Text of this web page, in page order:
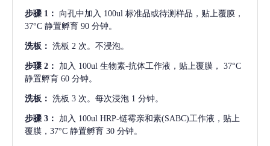
步骤 1： 向孔中加入 100ul 标准品或待测样品，贴上覆膜，
37°C 静置孵育 90 分钟。
洗板： 洗板 2 次。不浸泡。
步骤 2： 加入 100ul 生物素-抗体工作液，贴上覆膜， 37°C
静置孵育 60 分钟。
洗板： 洗板 3 次。每次浸泡 1 分钟。
步骤 3： 加入 100ul HRP-链霉亲和素(SABC)工作液，贴上
覆膜，37°C 静置孵育 30 分钟。